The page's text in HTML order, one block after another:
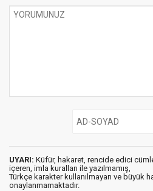
UYARI: Küfür, hakaret, rencide edici
içeren, imla kuralları ile yazılmamış,
Türkçe karakter kullanılmayan ve büyük
onaylanmamaktadır.